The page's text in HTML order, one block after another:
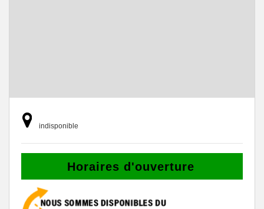
indisponible
Horaires d'ouverture